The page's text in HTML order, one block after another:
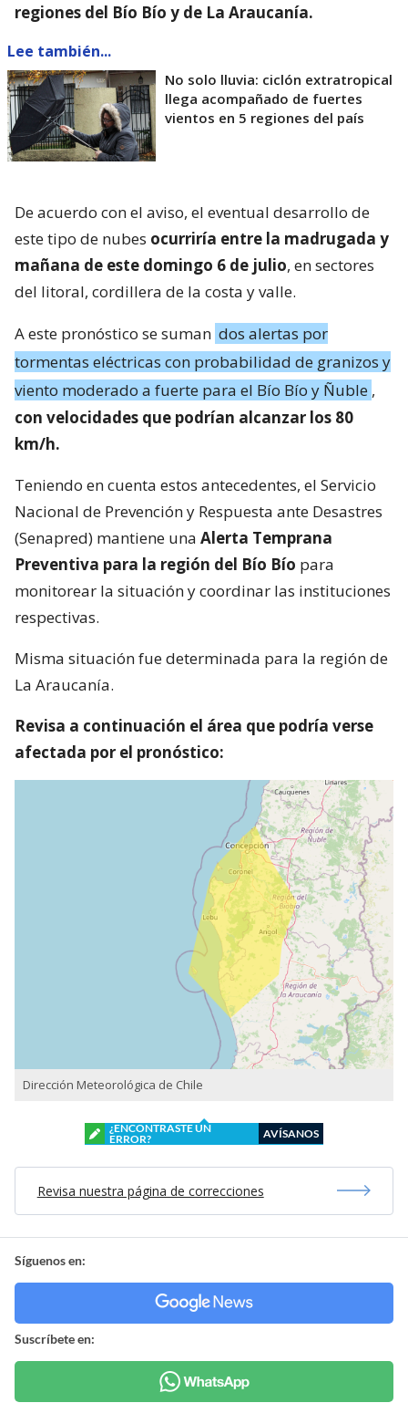
regiones del Bío Bío y de La Araucanía.
Lee también...
No solo lluvia: ciclón extratropical
llega acompañado de fuertes
vientos en 5 regiones del país
De acuerdo con el aviso, el eventual desarrollo de
este tipo de nubes ocurriría entre la madrugada y
mañana de este domingo 6 de julio, en sectores
del litoral, cordillera de la costa y valle.
A este pronóstico se suman dos alertas por
tormentas eléctricas con probabilidad de granizos y
viento moderado a fuerte para el Bío Bío y Ñuble ,
con velocidades que podrían alcanzar los 80
km/h.
Teniendo en cuenta estos antecedentes, el Servicio
Nacional de Prevención y Respuesta ante Desastres
(Senapred) mantiene una Alerta Temprana
Preventiva para la región del Bío Bío para
monitorear la situación y coordinar las instituciones
respectivas.
Misma situación fue determinada para la región de
La Araucanía.
Revisa a continuación el área que podría verse
afectada por el pronóstico:
Dirección Meteorológica de Chile
¿ENCONTRASTE UN
ERROR?
AVÍSANOS
Revisa nuestra página de correcciones
Síguenos en:
Suscríbete en: